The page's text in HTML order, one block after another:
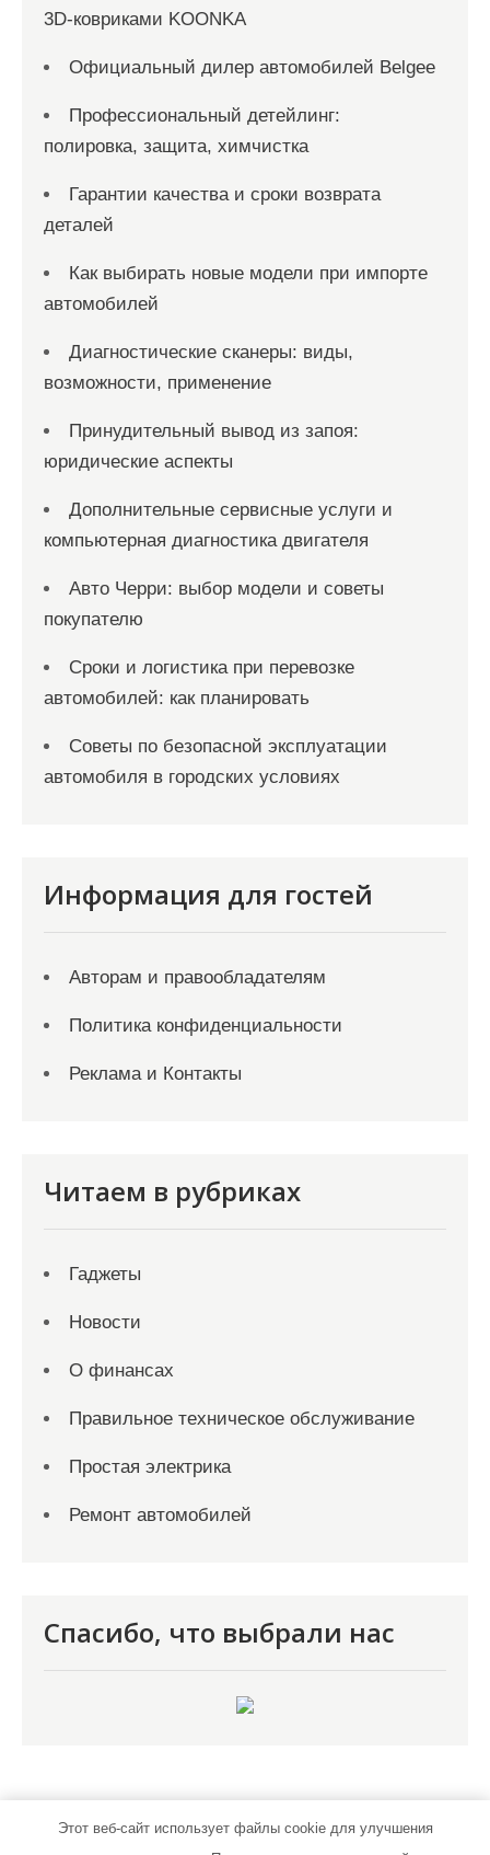
3D-ковриками KOONKA
Официальный дилер автомобилей Belgee
Профессиональный детейлинг:
полировка, защита, химчистка
Гарантии качества и сроки возврата
деталей
Как выбирать новые модели при импорте
автомобилей
Диагностические сканеры: виды,
возможности, применение
Принудительный вывод из запоя:
юридические аспекты
Дополнительные сервисные услуги и
компьютерная диагностика двигателя
Авто Черри: выбор модели и советы
покупателю
Сроки и логистика при перевозке
автомобилей: как планировать
Советы по безопасной эксплуатации
автомобиля в городских условиях
Информация для гостей
Авторам и правообладателям
Политика конфиденциальности
Реклама и Контакты
Читаем в рубриках
Гаджеты
Новости
О финансах
Правильное техническое обслуживание
Простая электрика
Ремонт автомобилей
Спасибо, что выбрали нас
Этот веб-сайт использует файлы cookie для улучшения